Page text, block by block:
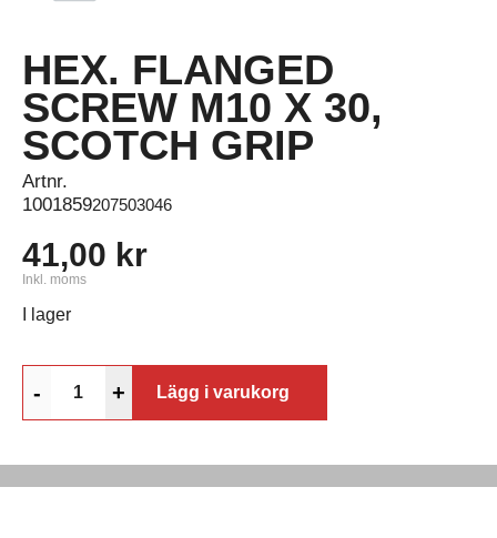
HEX. FLANGED
SCREW M10 X 30,
SCOTCH GRIP
Artnr.
1001859207503046
41,00 kr
Inkl. moms
I lager
- + Lägg i varukorg